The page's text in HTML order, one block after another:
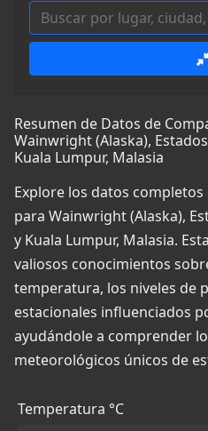
Resumen de Datos de
Wainwright (Alaska),
Kuala Lumpur, Malasia
Explore los datos
para Wainwright (Alaska),
y Kuala Lumpur, Malasia.
valiosos conocimientos
temperatura, los niveles de
estacionales influenciados
ayudándole a comprender
meteorológicos únicos de
Temperatura °C